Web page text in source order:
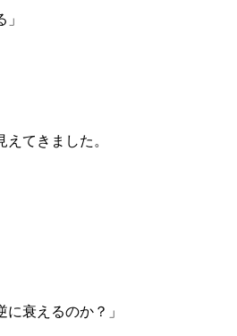
てきました。
に衰えるのか？」